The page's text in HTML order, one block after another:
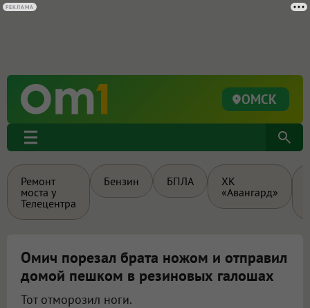
ОМСК
Ремонт
моста у
Телецентра
Бензин БПЛА
ХК
«Авангард»
Омич порезал брата ножом и отправил
домой пешком в резиновых галошах
Тот отморозил ноги.
РЕКЛАМА